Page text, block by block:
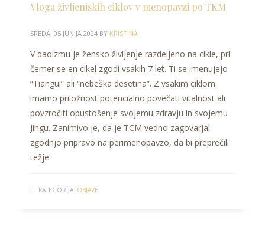
Vloga življenjskih ciklov v menopavzi po TKM
SREDA, 05 JUNIJA 2024 BY KRISTINA
V daoizmu je žensko življenje razdeljeno na cikle, pri
čemer se en cikel zgodi vsakih 7 let. Ti se imenujejo
“Tiangui” ali “nebeška desetina”. Z vsakim ciklom
imamo priložnost potencialno povečati vitalnost ali
povzročiti opustošenje svojemu zdravju in svojemu
Jingu. Zanimivo je, da je TCM vedno zagovarjal
zgodnjo pripravo na perimenopavzo, da bi preprečili
težje
KATEGORIJA: OBJAVE